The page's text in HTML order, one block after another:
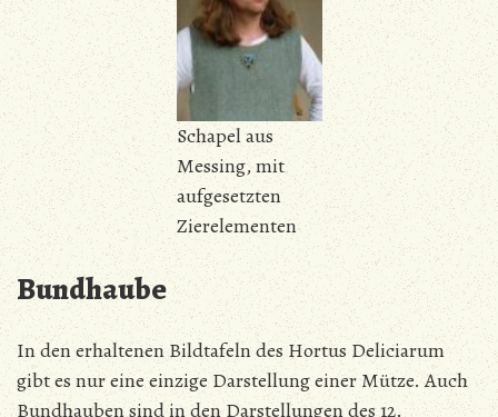
Schapel aus
Messing, mit
aufgesetzten
Zierelementen
Bundhaube
In den erhaltenen Bildtafeln des Hortus Deliciarum
gibt es nur eine einzige Darstellung einer Mütze. Auch
Bundhauben sind in den Darstellungen des 12.